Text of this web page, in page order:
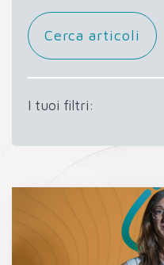
Cerca articoli
I tuoi filtri: